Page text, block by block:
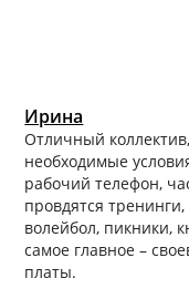
Ирина
Отличный
необходимые
рабочий телефон,
провдятся
волейбол, пикники,
самое главное –
платы.